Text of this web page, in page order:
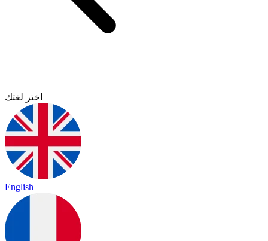
اختر لغتك
English